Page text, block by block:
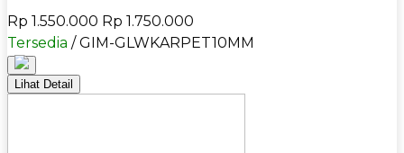
Rp 1.550.000 Rp 1.750.000
Tersedia / GIM-GLWKARPET10MM
Lihat Detail